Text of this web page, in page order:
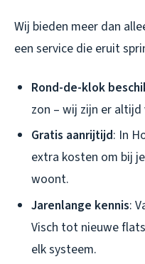
Wij bieden meer dan
een service die eruit
Rond-de-klok
zon – wij zijn er altijd
Gratis aanrijtijd: In
extra kosten om bij
woont.
Jarenlange kennis:
Visch tot nieuwe
elk systeem.